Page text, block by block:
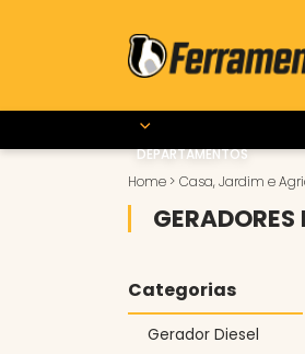
DEPARTAMENTOS
Home > Casa, Jardim e
GERADORES
Categorias
Gerador Diesel